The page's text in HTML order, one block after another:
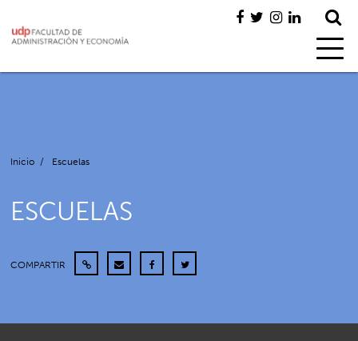
Inicio / Escuelas
ESCUELAS
COMPARTIR